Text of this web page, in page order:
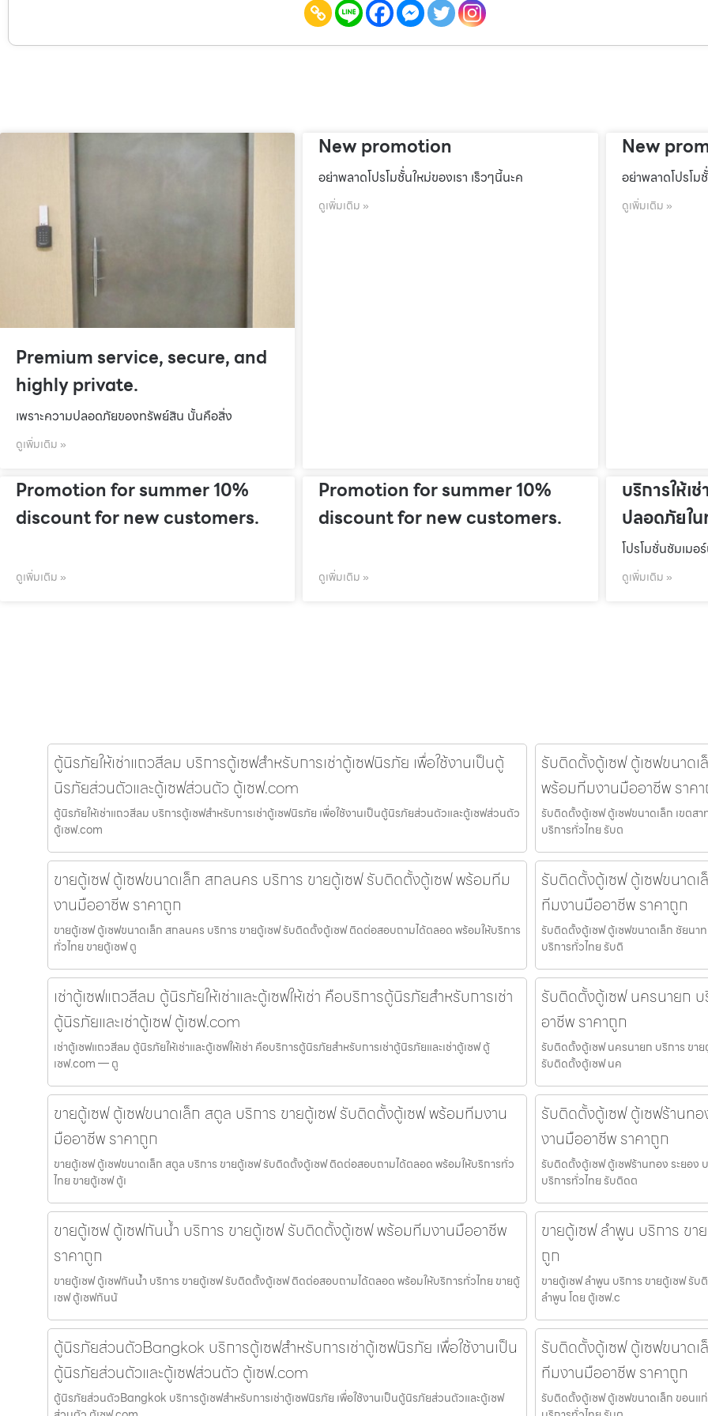
Premium service, secure, and
highly private.
เพราะความปลอดภัยของทรัพย์สิน นั้นคือสิ่ง
ดูเพิ่มเติม »
New promotion
อย่าพลาดโปรโมชั้่นใหม่ของเรา เร็วๆนี้นะค
ดูเพิ่มเติม »
New
อย่าพลาดโปรโม
ดูเพิ่มเติม »
Promotion for summer 10%
discount for new customers.
ดูเพิ่มเติม »
Promotion for summer 10%
discount for new customers.
ดูเพิ่มเติม »
บริการให้เ
ปลอดภัยใ
โปรโมชั่นชัมเมอ
ดูเพิ่มเติม »
ตู้นิรภัยให้เช่าแถวสีลม บริการตู้เซฟสำหรับการเช่าตู้เซฟนิรภัย เพื่อใช้งานเป็นตู้
นิรภัยส่วนตัวและตู้เซฟส่วนตัว ตู้เซฟ.com
ตู้นิรภัยให้เช่าแถวสีลม บริการตู้เซฟสำหรับการเช่าตู้เซฟนิรภัย เพื่อใช้งานเป็นตู้นิรภัยส่วนตัวและตู้เซฟส่วนตัว
ตู้เซฟ.com
รับติดตั้งตู้เซฟ ตู้เซฟขนาด
พร้อมทีมงานมืออาชีพ ราค
รับติดตั้งตู้เซฟ ตู้เซฟขนาดเล็ก เขตส
บริการทั่วไทย รับต
ขายตู้เซฟ ตู้เซฟขนาดเล็ก สกลนคร บริการ ขายตู้เซฟ รับติดตั้งตู้เซฟ พร้อมทีม
งานมืออาชีพ ราคาถูก
ขายตู้เซฟ ตู้เซฟขนาดเล็ก สกลนคร บริการ ขายตู้เซฟ รับติดตั้งตู้เซฟ ติดต่อสอบถามได้ตลอด พร้อมให้บริการ
ทั่วไทย ขายตู้เซฟ ตู
รับติดตั้งตู้เซฟ ตู้เซฟขนาด
ทีมงานมืออาชีพ ราคาถูก
รับติดตั้งตู้เซฟ ตู้เซฟขนาดเล็ก ชัยน
บริการทั่วไทย รับติ
เช่าตู้เซฟแถวสีลม ตู้นิรภัยให้เช่าและตู้เซฟให้เช่า คือบริการตู้นิรภัยสำหรับการเช่า
ตู้นิรภัยและเช่าตู้เซฟ ตู้เซฟ.com
เช่าตู้เซฟแถวสีลม ตู้นิรภัยให้เช่าและตู้เซฟให้เช่า คือบริการตู้นิรภัยสำหรับการเช่าตู้นิรภัยและเช่าตู้เซฟ ตู้
เซฟ.com — ตู
รับติดตั้งตู้เซฟ นครนายก
อาชีพ ราคาถูก
รับติดตั้งตู้เซฟ นครนายก บริการ ขา
รับติดตั้งตู้เซฟ นค
ขายตู้เซฟ ตู้เซฟขนาดเล็ก สตูล บริการ ขายตู้เซฟ รับติดตั้งตู้เซฟ พร้อมทีมงาน
มืออาชีพ ราคาถูก
ขายตู้เซฟ ตู้เซฟขนาดเล็ก สตูล บริการ ขายตู้เซฟ รับติดตั้งตู้เซฟ ติดต่อสอบถามได้ตลอด พร้อมให้บริการทั่ว
ไทย ขายตู้เซฟ ตู้เ
รับติดตั้งตู้เซฟ ตู้เซฟร้านท
งานมืออาชีพ ราคาถูก
รับติดตั้งตู้เซฟ ตู้เซฟร้านทอง ระยอง
บริการทั่วไทย รับติดต
ขายตู้เซฟ ตู้เซฟกันน้ำ บริการ ขายตู้เซฟ รับติดตั้งตู้เซฟ พร้อมทีมงานมืออาชีพ
ราคาถูก
ขายตู้เซฟ ตู้เซฟกันน้ำ บริการ ขายตู้เซฟ รับติดตั้งตู้เซฟ ติดต่อสอบถามได้ตลอด พร้อมให้บริการทั่วไทย ขายตู้
เซฟ ตู้เซฟกันน้
ขายตู้เซฟ ลำพูน บริการ ข
ถูก
ขายตู้เซฟ ลำพูน บริการ ขายตู้เซฟ รั
ลำพูน โดย ตู้เซฟ.c
ตู้นิรภัยส่วนตัวBangkok บริการตู้เซฟสำหรับการเช่าตู้เซฟนิรภัย เพื่อใช้งานเป็น
ตู้นิรภัยส่วนตัวและตู้เซฟส่วนตัว ตู้เซฟ.com
ตู้นิรภัยส่วนตัวBangkok บริการตู้เซฟสำหรับการเช่าตู้เซฟนิรภัย เพื่อใช้งานเป็นตู้นิรภัยส่วนตัวและตู้เซฟ
รับติดตั้งตู้เซฟ ตู้เซฟขนาด
ทีมงานมืออาชีพ ราคาถูก
รับติดตั้งตู้เซฟ ตู้เซฟขนาดเล็ก ขอน